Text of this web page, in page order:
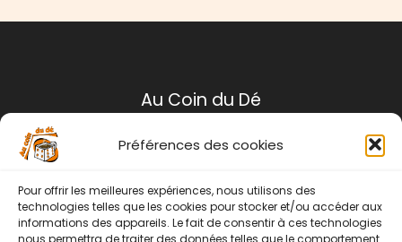
Préférences des cookies
Pour offrir les meilleures expériences, nous utilisons des
technologies telles que les cookies pour stocker et/ou accéder aux
informations des appareils. Le fait de consentir à ces technologies
nous permettra de traiter des données telles que le comportement
Au Coin du Dé
Conditions générales de ventes
Politique de retour
Contact